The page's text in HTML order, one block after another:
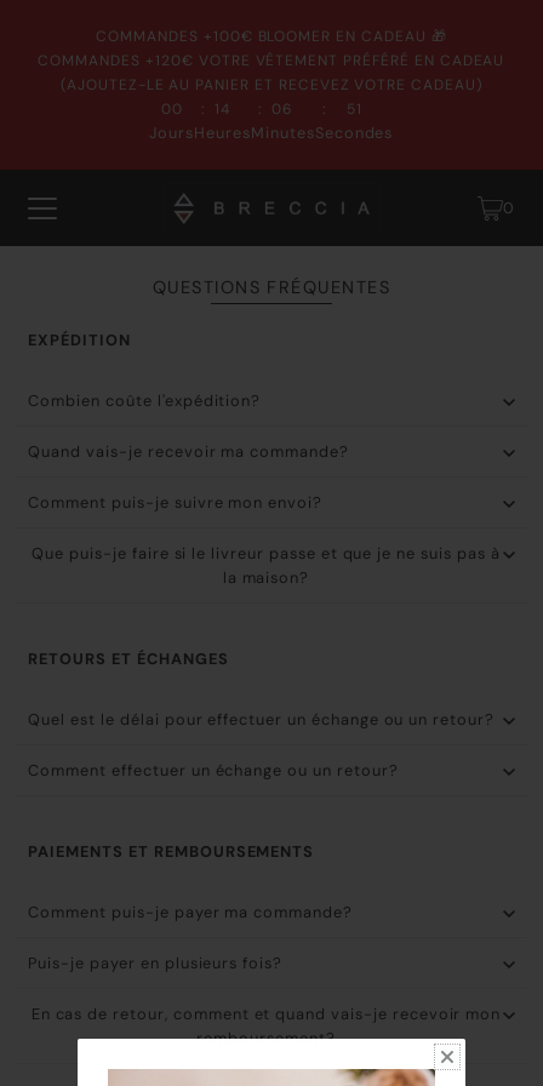
COMMANDES +100€ BLOOMER EN CADEAU 🎁
COMMANDES +120€ VOTRE VÊTEMENT PRÉFÉRÉ EN CADEAU
(AJOUTEZ-LE AU PANIER ET RECEVEZ VOTRE CADEAU)
00
Jours
: 14
Heures
: 06
Minutes
: 51
Secondes
0
QUESTIONS FRÉQUENTES
EXPÉDITION
Combien coûte l'expédition?
Quand vais-je recevoir ma commande?
Comment puis-je suivre mon envoi?
Que puis-je faire si le livreur passe et que je ne suis pas à
la maison?
RETOURS ET ÉCHANGES
Quel est le délai pour effectuer un échange ou un retour?
Comment effectuer un échange ou un retour?
PAIEMENTS ET REMBOURSEMENTS
Comment puis-je payer ma commande?
Puis-je payer en plusieurs fois?
En cas de retour, comment et quand vais-je recevoir mon
remboursement?